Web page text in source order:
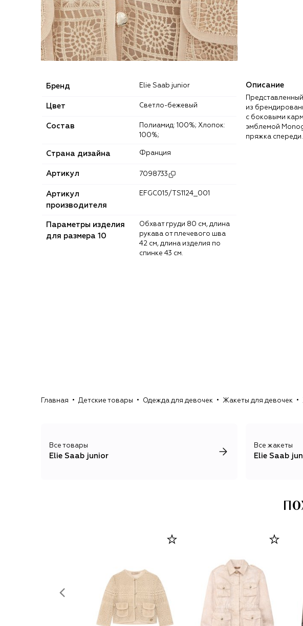
Бренд Elie Saab junior
Цвет Светло-бежевый
Состав
100%;
Страна дизайна Франция
Артикул 7098733
Артикул
производителя
EFGC015/TS1124_001
Параметры изделия
для размера 10
Обхват груди 80 см, длина
рукава от плечевого шва
42 см, длина изделия по
спинке 43 см.
Описание
из
с боковыми
эмблемой
пряжка спереди.
Главная Детские товары Одежда для девочек Жакеты для девочек
Все товары
Elie Saab junior
Все жакеты
Elie Saab